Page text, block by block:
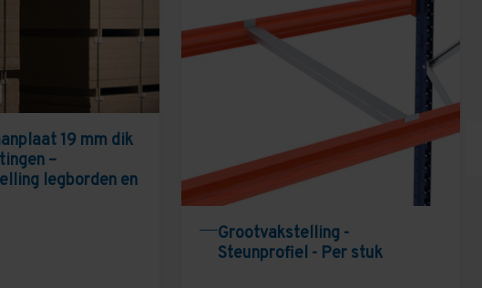
19 mm dik
–
legborden en
Grootvakstelling -
Steunprofiel - Per stuk